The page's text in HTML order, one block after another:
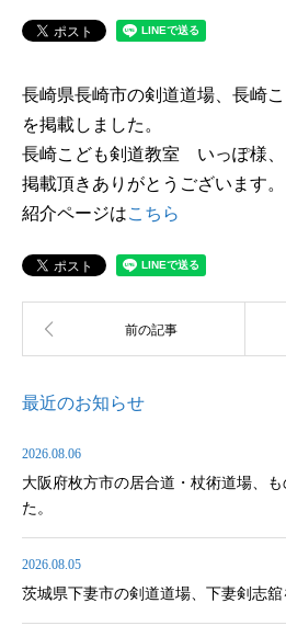
長崎県長崎市の剣道道場、長崎
を掲載しました。
長崎こども剣道教室 いっぽ様
掲載頂きありがとうございます。
紹介ページはこちら
最近のお知らせ
2026.08.06
大阪府枚方市の居合道・杖術道場、
た。
2026.08.05
茨城県下妻市の剣道道場、下妻剣志舘